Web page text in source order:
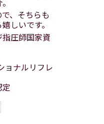
、そちらも
しいです。
圧師国家資
ョナルリフレ